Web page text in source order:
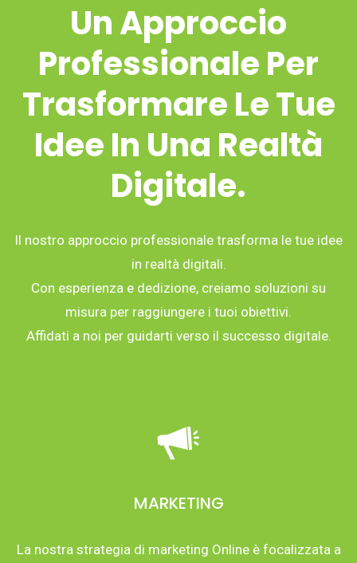
Un Approccio
Professionale Per
Trasformare Le Tue
Idee In Una Realtà
Digitale.
Il nostro approccio professionale trasforma le tue idee
in realtà digitali.
Con esperienza e dedizione, creiamo soluzioni su
misura per raggiungere i tuoi obiettivi.
Affidati a noi per guidarti verso il successo digitale.
MARKETING
La nostra strategia di marketing Online è focalizzata a